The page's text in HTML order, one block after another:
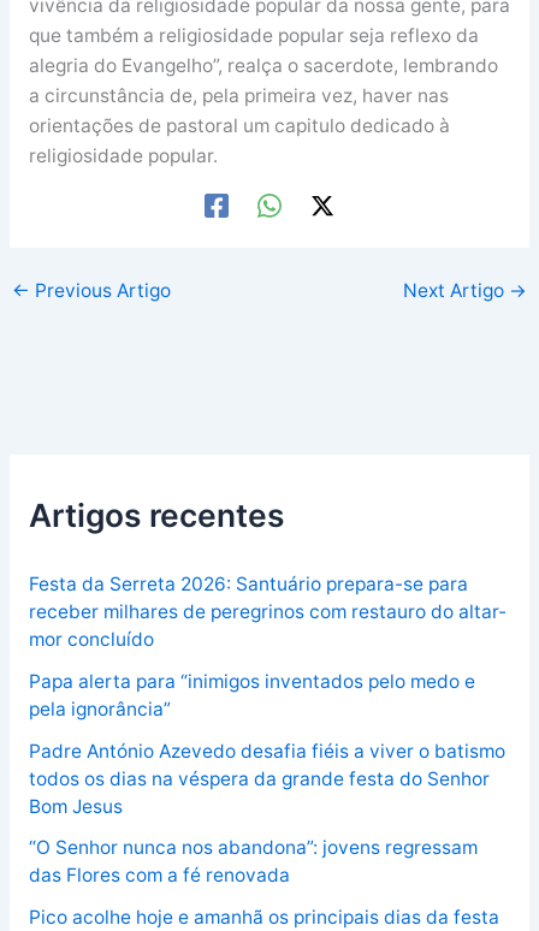
vivência da religiosidade popular da nossa gente, para
que também a religiosidade popular seja reflexo da
alegria do Evangelho”, realça o sacerdote, lembrando
a circunstância de, pela primeira vez, haver nas
orientações de pastoral um capitulo dedicado à
religiosidade popular.
← Previous Artigo Next Artigo →
Artigos recentes
Festa da Serreta 2026: Santuário prepara-se para
receber milhares de peregrinos com restauro do altar-
mor concluído
Papa alerta para “inimigos inventados pelo medo e
pela ignorância”
Padre António Azevedo desafia fiéis a viver o batismo
todos os dias na véspera da grande festa do Senhor
Bom Jesus
“O Senhor nunca nos abandona”: jovens regressam
das Flores com a fé renovada
Pico acolhe hoje e amanhã os principais dias da festa